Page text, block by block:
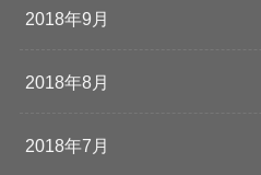
2018年9月
2018年8月
2018年7月